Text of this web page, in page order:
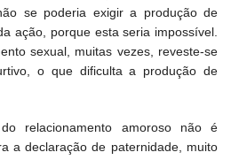
se poderia exigir a produção de
ação, porque esta seria impossível.
sexual, muitas vezes, reveste-se
o que dificulta a produção de
relacionamento amoroso não é
a declaração de paternidade, muito